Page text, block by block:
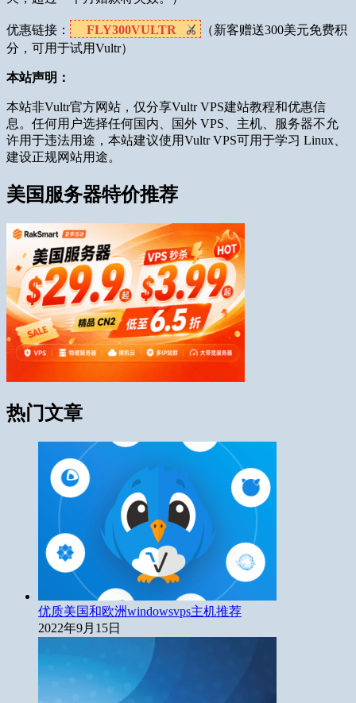
优惠链接： FLY300VULTR
（新客赠送300美元免费积
分，可用于试用Vultr）
本站声明：
本站非Vultr官方网站，仅分享Vultr VPS建站教程和优惠信
息。任何用户选择任何国内、国外 VPS、主机、服务器不允
许用于违法用途，本站建议使用Vultr VPS可用于学习 Linux、
建设正规网站用途。
美国服务器特价推荐
热门文章
优质美国和欧洲windowsvps主机推荐
2022年9月15日